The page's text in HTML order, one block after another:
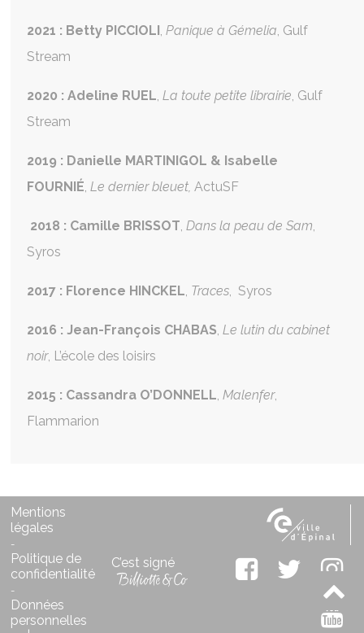
2021 : Betty PICCIOLI ,Panique à Gémelia , Gulf
Stream
2020 : Adeline RUEL ,La toute petite librairie , Gulf
Stream
2019 : Danielle MARTINIGOL & Isabelle
FOURNIÉ ,Le dernier bleuet, ActuSF
2018 : Camille BRISSOT ,Dans la peau de Sam
Syros
2017 : Florence HINCKEL Traces , Syros
2016 : Jean-François CHABAS ,Le lutin du cabinet
noir, L’école des loisirs
2015 : Cassandra O’DONNELL ,Malenfer,
Flammarion
Mentions
légales
-
Politique de
confidentialité
-
Données
personnelles
C’est signé